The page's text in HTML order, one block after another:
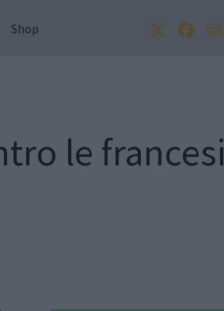
Shop
le francesi